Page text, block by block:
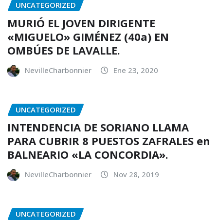
UNCATEGORIZED
MURIÓ EL JOVEN DIRIGENTE
«MIGUELO» GIMÉNEZ (40a) EN
OMBÚES DE LAVALLE.
NevilleCharbonnier Ene 23, 2020
UNCATEGORIZED
INTENDENCIA DE SORIANO LLAMA
PARA CUBRIR 8 PUESTOS ZAFRALES en
BALNEARIO «LA CONCORDIA».
NevilleCharbonnier Nov 28, 2019
UNCATEGORIZED